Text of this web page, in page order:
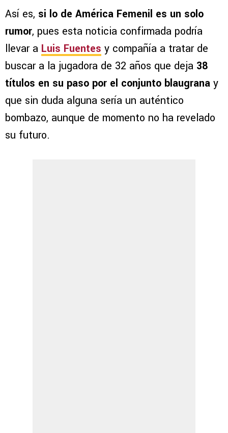
Así es, si lo de América Femenil es un solo
rumor, pues esta noticia confirmada podría
llevar a Luis Fuentes y compañía a tratar de
buscar a la jugadora de 32 años que deja 38
títulos en su paso por el conjunto blaugrana y
que sin duda alguna sería un auténtico
bombazo, aunque de momento no ha revelado
su futuro.